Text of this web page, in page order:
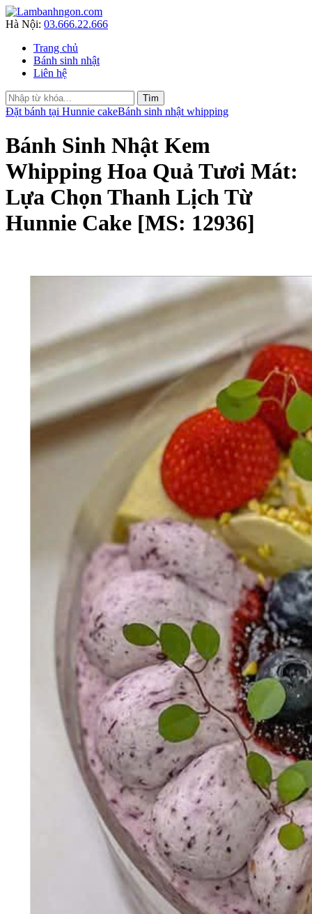
Hà Nội: 03.666.22.666
Trang chủ
Bánh sinh nhật
Liên hệ
Đặt bánh tại Hunnie cakeBánh sinh nhật whipping
Bánh Sinh Nhật Kem
Whipping Hoa Quả Tươi Mát:
Lựa Chọn Thanh Lịch Từ
Hunnie Cake [MS: 12936]